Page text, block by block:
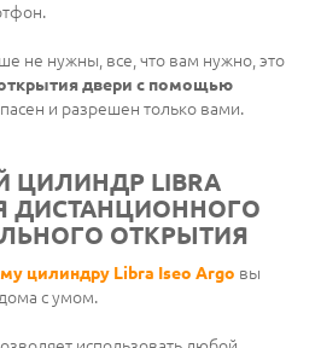
не нужны, все, что вам нужно, это
двери с помощью
и разрешен только вами.
ЦИЛИНДР LIBRA
ДИСТАНЦИОННОГО
ОТКРЫТИЯ
цилиндру Libra Iseo Argo вы
с умом.